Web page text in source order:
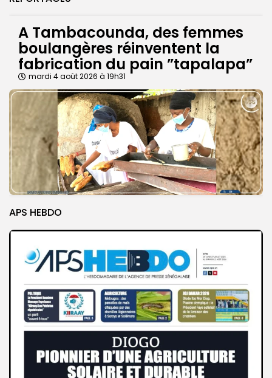
A Tambacounda, des femmes
boulangères réinventent la
fabrication du pain ”tapalapa”
mardi 4 août 2026 à 19h31
APS HEBDO